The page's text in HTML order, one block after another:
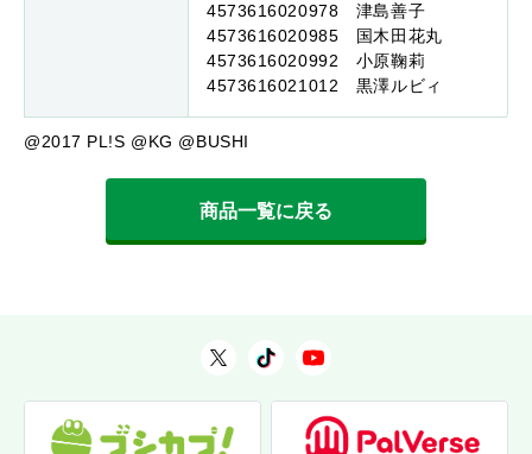
4573616020978 津島善子
4573616020985 国木田花丸
4573616020992 小原鞠莉
4573616021012 黒澤ルビィ
@2017 PL!S @KG @BUSHI
商品一覧に戻る